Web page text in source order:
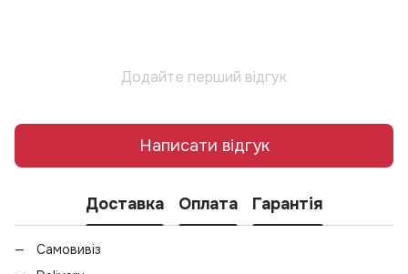
Додайте перший відгук
Написати відгук
Доставка Оплата Гарантія
Самовивіз